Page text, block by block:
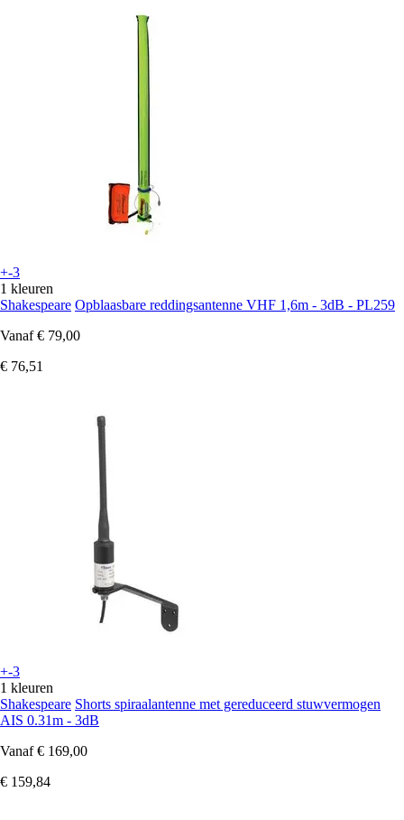
+-3
1 kleuren
Shakespeare Opblaasbare reddingsantenne VHF 1,6m - 3dB - PL259
Vanaf € 79,00
€ 76,51
+-3
1 kleuren
Shakespeare Shorts spiraalantenne met gereduceerd stuwvermogen
AIS 0.31m - 3dB
Vanaf € 169,00
€ 159,84